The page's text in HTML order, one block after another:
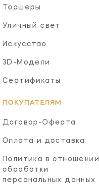
Торшеры
Уличный свет
Искусство
3D-Модели
Сертификаты
ПОКУПАТЕЛЯМ
Договор-Оферта
Оплата и доставка
Политика в отношении
обработки
персональных данных